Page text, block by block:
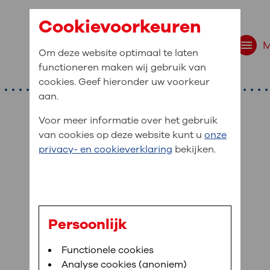
website navigatie
bent u naar op
,MijnOLVG,Digitalisering
In MijnOLVG kunt u uw medische
het u uitkomt. OLVG breidt MijnOLVG
Cookievoorkeuren
Om deze website optimaal te laten
functioneren maken wij gebruik van
cookies. Geef hieronder uw voorkeur
aan.
Voor meer informatie over het gebruik
van cookies op deze website kunt u onze
privacy- en cookieverklaring bekijken.
Persoonlijk
Functionele cookies
Analyse cookies (anoniem)